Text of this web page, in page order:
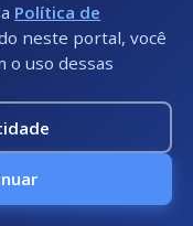
363
de Saúde
Política de
neste portal, você
o uso dessas